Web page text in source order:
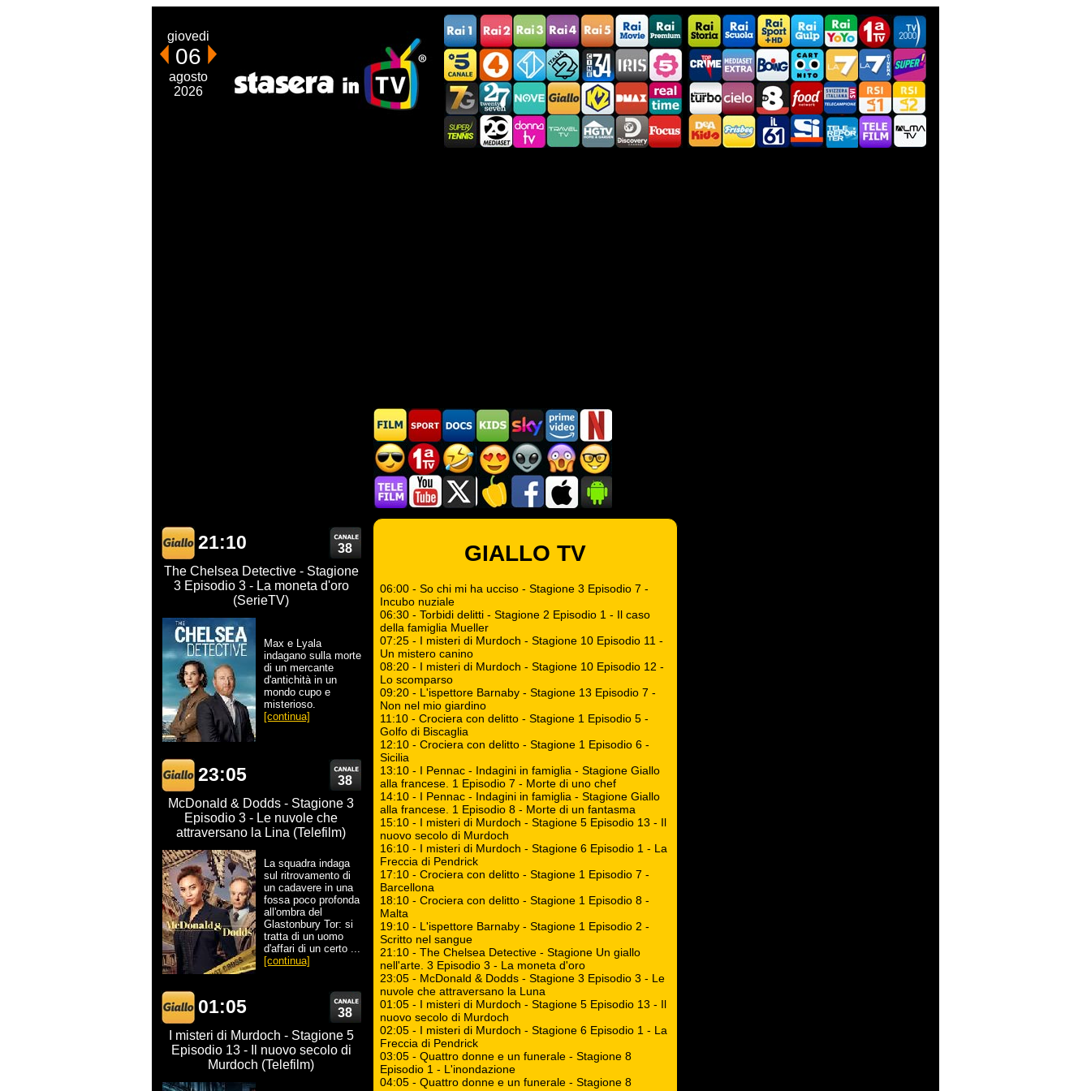
giovedi
06
agosto
2026
21:10
38
The Chelsea Detective - Stagione
3 Episodio 3 - La moneta d'oro
(SerieTV)
Max e Lyala
indagano sulla morte
di un mercante
d'antichità in un
mondo cupo e
misterioso.
[continua]
23:05
38
McDonald & Dodds - Stagione 3
Episodio 3 - Le nuvole che
attraversano la Lina (Telefilm)
La squadra indaga
sul ritrovamento di
un cadavere in una
fossa poco profonda
all'ombra del
Glastonbury Tor: si
tratta di un uomo
d'affari di un certo ...
[continua]
01:05
38
I misteri di Murdoch - Stagione 5
Episodio 13 - Il nuovo secolo di
Murdoch (Telefilm)
GIALLO TV
06:00 - So chi mi ha ucciso - Stagione 3 Episodio 7 -
Incubo nuziale
06:30 - Torbidi delitti - Stagione 2 Episodio 1 - Il caso
della famiglia Mueller
07:25 - I misteri di Murdoch - Stagione 10 Episodio 11 -
Un mistero canino
08:20 - I misteri di Murdoch - Stagione 10 Episodio 12 -
Lo scomparso
09:20 - L'ispettore Barnaby - Stagione 13 Episodio 7 -
Non nel mio giardino
11:10 - Crociera con delitto - Stagione 1 Episodio 5 -
Golfo di Biscaglia
12:10 - Crociera con delitto - Stagione 1 Episodio 6 -
Sicilia
13:10 - I Pennac - Indagini in famiglia - Stagione Giallo
alla francese. 1 Episodio 7 - Morte di uno chef
14:10 - I Pennac - Indagini in famiglia - Stagione Giallo
alla francese. 1 Episodio 8 - Morte di un fantasma
15:10 - I misteri di Murdoch - Stagione 5 Episodio 13 - Il
nuovo secolo di Murdoch
16:10 - I misteri di Murdoch - Stagione 6 Episodio 1 - La
Freccia di Pendrick
17:10 - Crociera con delitto - Stagione 1 Episodio 7 -
Barcellona
18:10 - Crociera con delitto - Stagione 1 Episodio 8 -
Malta
19:10 - L'ispettore Barnaby - Stagione 1 Episodio 2 -
Scritto nel sangue
21:10 - The Chelsea Detective - Stagione Un giallo
nell'arte. 3 Episodio 3 - La moneta d'oro
23:05 - McDonald & Dodds - Stagione 3 Episodio 3 - Le
nuvole che attraversano la Luna
01:05 - I misteri di Murdoch - Stagione 5 Episodio 13 - Il
nuovo secolo di Murdoch
02:05 - I misteri di Murdoch - Stagione 6 Episodio 1 - La
Freccia di Pendrick
03:05 - Quattro donne e un funerale - Stagione 8
Episodio 1 - L'inondazione
04:05 - Quattro donne e un funerale - Stagione 8